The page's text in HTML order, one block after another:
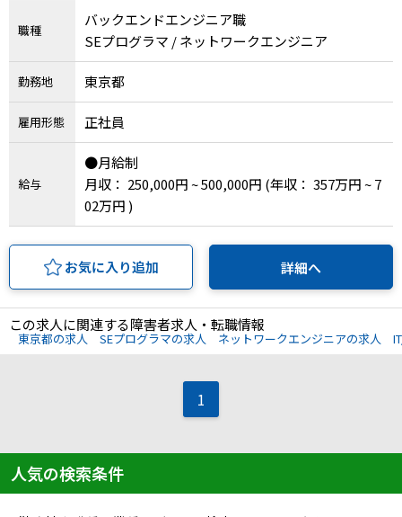
職種
バックエンドエンジニア職
SEプログラマ / ネットワークエンジニア
勤務地 東京都
雇用形態 正社員
給与
●月給制
月収： 250,000円 ~ 500,000円 (年収： 357万円 ~ 7
02万円 )
お気に入り追加 詳細へ
この求人に関連する障害者求人・転職情報
東京都の求人 SEプログラマの求人 ネットワークエンジニアの求人
1
人気の検索条件
就労移行支援サービス
障害別専門支援の就労移行支援サービス
IT・Web制作スキルを身につける就労移行支援サービス
ソーシャルファームサービス
しいたけ生産で実現する
新しい障害者雇用支援サービス
ご利用ガイド
法人向けページ
メニューを閉じる